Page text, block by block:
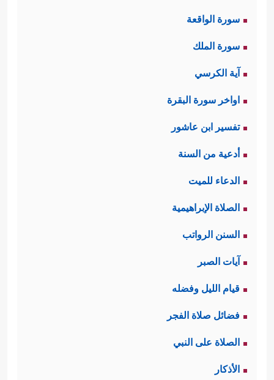
سورة الواقعة
سورة الملك
آية الكرسي
اواخر سورة البقرة
تفسير ابن عاشور
أدعية من السنة
الدعاء للميت
الصلاة الإبراهيمية
السنن الرواتب
آيات الصبر
قيام الليل وفضله
فضائل صلاة الفجر
الصلاة على النبي
الأذكار